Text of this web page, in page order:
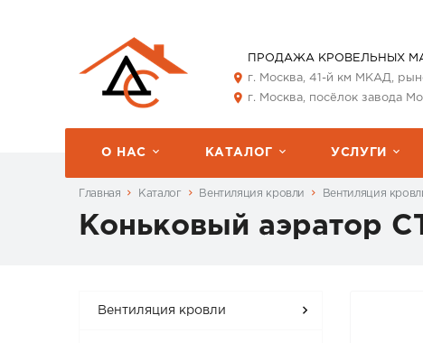
ПРОДАЖА КРОВЕЛЬНЫХ
г. Москва, 41-й км МКАД,
г. Москва, посёлок завода
О НАС КАТАЛОГ УСЛУГИ
Главная Каталог Вентиляция кровли Вентиляция
Коньковый аэратор
Вентиляция кровли